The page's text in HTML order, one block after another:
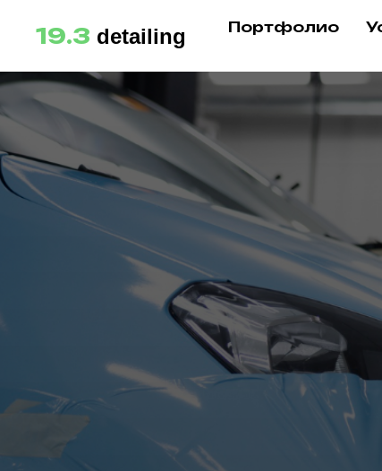
19.3 detailing Портфолио